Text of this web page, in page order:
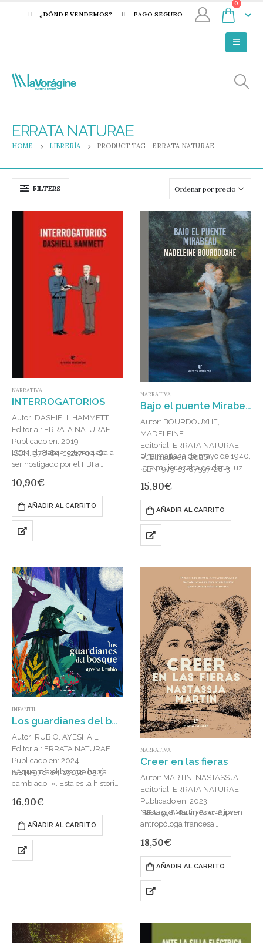
¿DÓNDE VENDEMOS? PAGO SEGURO
0
ERRATA NATURAE
HOME LIBRERÍA PRODUCT TAG - ERRATA NATURAE
FILTERS
NARRATIVA
INTERROGATORIOS
Autor: DASHIELL HAMMETT
Editorial: ERRATA NATURAE
Publicado en: 2019
ISBN: 978-84-15217-04-6
Dashiell Hammett empieza a
ser hostigado por el FBI a
ingresa finalmente en prisión el
9 de…
10,90€
AÑADIR AL CARRITO
NARRATIVA
Bajo el puente Mirabeau
Autor: BOURDOUXHE,
MADELEINE
Editorial: ERRATA NATURAE
Publicado en: 2026
ISBN: 979-13-87597-28-3
Una mañana de mayo de 1940,
una mujer acaba de dar a luz.
felicidad de ese prodigio la…
15,90€
AÑADIR AL CARRITO
INFANTIL
Los guardianes del bosque
Autor: RUBIO, AYESHA L.
Editorial: ERRATA NATURAE
Publicado en: 2024
ISBN: 978-84-19158-65-9
«Aquel día el bosque había
cambiado…». Esta es la historia
Naturaleza, y su cuervo Kutkh,
guardián de…
16,90€
AÑADIR AL CARRITO
NARRATIVA
Creer en las fieras
Autor: MARTIN, NASTASSJA
Editorial: ERRATA NATURAE
Publicado en: 2023
ISBN: 978-84-17800-84-0
Nastassja Martin es una joven
antropóloga francesa
poblaciones nativas del Gran
Norte. Después de pasar años
inmersa en las comunidades…
18,50€
AÑADIR AL CARRITO